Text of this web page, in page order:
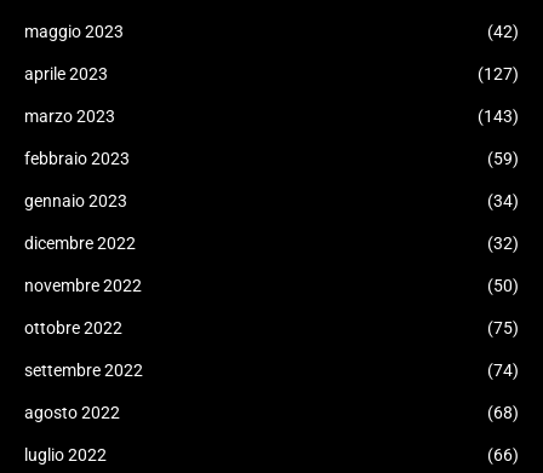
maggio 2023 (42)
aprile 2023 (127)
marzo 2023 (143)
febbraio 2023 (59)
gennaio 2023 (34)
dicembre 2022 (32)
novembre 2022 (50)
ottobre 2022 (75)
settembre 2022 (74)
agosto 2022 (68)
luglio 2022 (66)